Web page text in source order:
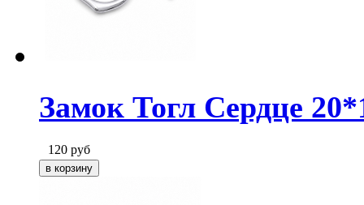
Замок Тогл Сердце
120 руб